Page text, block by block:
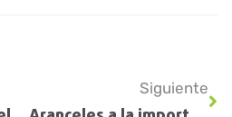
Siguiente